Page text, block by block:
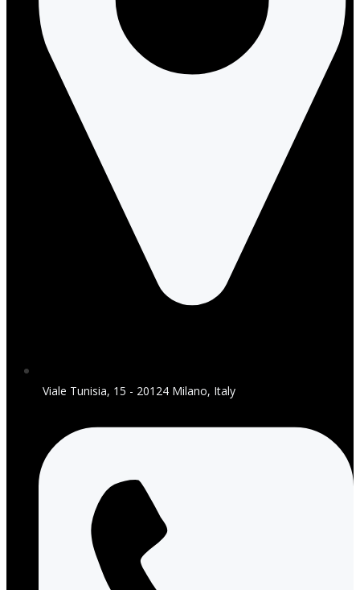
Viale Tunisia, 15 - 20124 Milano, Italy